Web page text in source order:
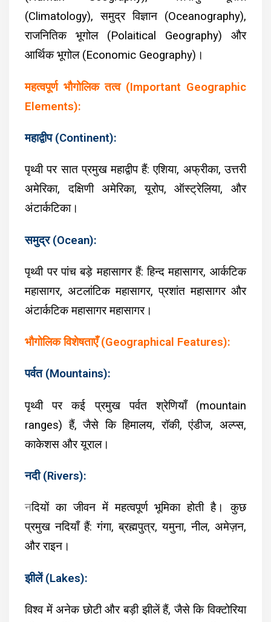
(Climatology), समुद्र विज्ञान (Oceanography),
राजनितिक भूगोल (Polaitical Geography) और
आर्थिक भूगोल (Economic Geography)।
महत्वपूर्ण भौगोलिक तत्व (Important Geographic
Elements):
महाद्वीप (Continent):
पृथ्वी पर सात प्रमुख महाद्वीप हैं: एशिया, अफ्रीका, उत्तरी
अमेरिका, दक्षिणी अमेरिका, यूरोप, ऑस्ट्रेलिया, और
अंटार्कटिका।
समुद्र (Ocean):
पृथ्वी पर पांच बड़े महासागर हैं: हिन्द महासागर, आर्कटिक
महासागर, अटलांटिक महासागर, प्रशांत महासागर और
अंटार्कटिक महासागर महासागर।
भौगोलिक विशेषताएँ (Geographical Features):
पर्वत (Mountains):
पृथ्वी पर कई प्रमुख पर्वत श्रेणियाँ (mountain
ranges) हैं, जैसे कि हिमालय, रॉकी, एंडीज, अल्प्स,
काकेशस और यूराल।
नदी (Rivers):
नदियों का जीवन में महत्वपूर्ण भूमिका होती है। कुछ
प्रमुख नदियाँ हैं: गंगा, ब्रह्मपुत्र, यमुना, नील, अमेज़न,
और राइन।
झीलें (Lakes):
विश्व में अनेक छोटी और बड़ी झीलें हैं, जैसे कि विक्टोरिया